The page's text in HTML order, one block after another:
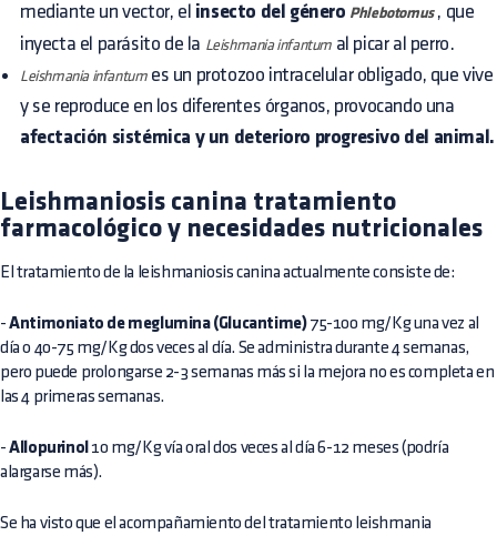
mediante un vector, el insecto del género Phlebotomus, que
inyecta el parásito de la Leishmania infantum al picar al perro.
Leishmania infantumes un protozoo intracelular obligado, que vive
y se reproduce en los diferentes órganos, provocando una
afectación sistémica y un deterioro progresivo del animal.
Leishmaniosis canina tratamiento
farmacológico y necesidades nutricionales
El tratamiento de la leishmaniosis canina actualmente consiste de:
-Antimoniato de meglumina (Glucantime)75-100 mg/Kg una vez al
día o 40-75 mg/Kg dos veces al día. Se administra durante 4 semanas,
pero puede prolongarse 2-3 semanas más si la mejora no es completa en
las 4 primeras semanas.
-Allopurinol 10 mg/Kg vía oral dos veces al día 6-12 meses (podría
alargarse más).
Se ha visto que el acompañamiento del tratamiento leishmania